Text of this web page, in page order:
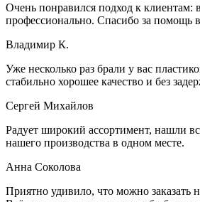
Очень понравился подход к клиентам:
профессионально. Спасибо за помощь
Владимир К.
Уже несколько раз брали у вас
стабильно хорошее качество и без
Сергей Михайлов
Радует широкий ассортимент, нашли
нашего производства в одном месте.
Анна Соколова
Приятно удивило, что можно заказать